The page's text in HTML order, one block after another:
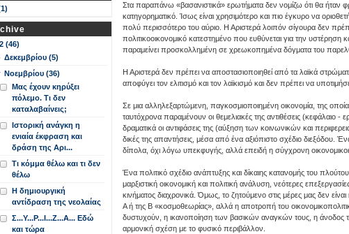
Στα παραπάνω «βασανιστικά» ερωτήματα δεν νομίζω ότι θα ήταν
κατηγορηματικό. Ίσως είναι χρησιμότερο και πιο έγκυρο να
πολύ περισσότερο του αύριο. Η Αριστερά λοιπόν σίγουρα δεν
πολιτικοοικονομικό κατεστημένο που ευθύνεται για την
παραμείνει προσκολλημένη σε χρεωκοπημένα δόγματα του
Η Αριστερά δεν πρέπει να αποστασιοποιηθεί από τα λαϊκά
αποφύγει τον ελιτισμό και τον λαϊκισμό και δεν πρέπει να
Σε μια αλληλεξαρτώμενη, παγκοσμιοποιημένη οικονομία, της
ταυτόχρονα παραμένουν οι θεμελιακές της αντιθέσεις (κεφάλαιο -
δραματικά οι αντιφάσεις της (αύξηση των κοινωνικών και
δικές της απαντήσεις, μέσα από ένα αξιόπιστο σχέδιο διεξόδου.
δίπολα, όχι λόγω υπεκφυγής, αλλά επειδή η σύγχρονη
Ένα πολιτικό σχέδιο ανάπτυξης και δίκαιης κατανομής του
μαρξιστική οικονομική και πολιτική ανάλυση, νεότερες
κινήματος διαχρονικά. Όμως, το ζητούμενο στις μέρες μας δεν
Α ή της Β «κοσμοθεωρίας», αλλά η αποτροπή του
δυστυχούν, η ικανοποίηση των βασικών αναγκών τους, η άνοδος
αρμονική σχέση με το φυσικό περιβάλλον.
(46)
Δεκεμβρίου (5)
Νοεμβρίου (36)
Μας έχουν κηρύξει
πόλεμο. Τι δεν
καταλαβαίνεις;
Ιστορική ανάγκη η
ενιαία έκφραση και
δράση της Αρι...
Τι κόμμα θέλω και τι δεν
θέλω
Η δημιουργική
αντίδραση της νεολαίας
Σ...Υ...Ρ...Ι...Ζ...Α... Εδώ
και τώρα